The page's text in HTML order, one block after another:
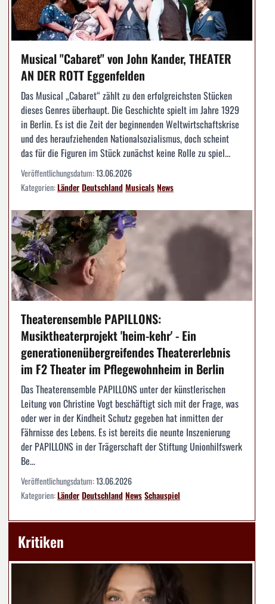
Musical "Cabaret" von John Kander, THEATER
AN DER ROTT Eggenfelden
Das Musical „Cabaret“ zählt zu den erfolgreichsten Stücken
dieses Genres überhaupt. Die Geschichte spielt im Jahre 1929
in Berlin. Es ist die Zeit der beginnenden Weltwirtschaftskrise
und des heraufziehenden Nationalsozialismus, doch scheint
das für die Figuren im Stück zunächst keine Rolle zu spiel...
Veröffentlichungsdatum:13.06.2026
Kategorien:LänderDeutschlandMusicalsNews
Theaterensemble PAPILLONS:
Musiktheaterprojekt 'heim-kehr' - Ein
generationenübergreifendes Theatererlebnis
im F2 Theater im Pflegewohnheim in Berlin
Das Theaterensemble PAPILLONS unter der künstlerischen
Leitung von Christine Vogt beschäftigt sich mit der Frage, was
oder wer in der Kindheit Schutz gegeben hat inmitten der
Fährnisse des Lebens. Es ist bereits die neunte Inszenierung
der PAPILLONS in der Trägerschaft der Stiftung Unionhilfswerk
Be...
Veröffentlichungsdatum:13.06.2026
Kategorien:LänderDeutschlandNewsSchauspiel
Kritiken